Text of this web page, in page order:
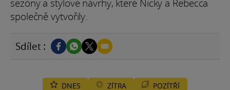
sezóny a stylové návrhy, které Nicky a Rebecca
společně vytvořily.
Sdílet :
DNES ZÍTRA
POZÍTŘÍ